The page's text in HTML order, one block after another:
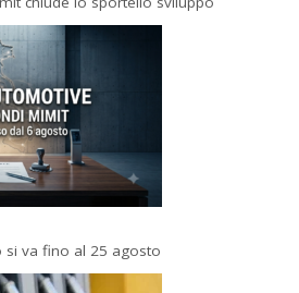
si va fino al 25 agosto